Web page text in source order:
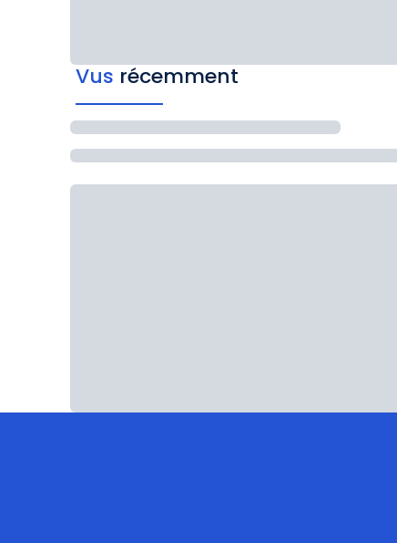
Vus récemment